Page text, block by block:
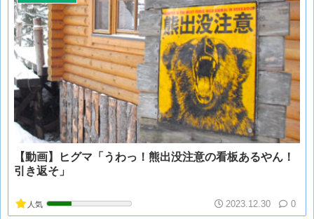
【動画】ヒグマ「うわっ！熊出没注意の看板あるやん！
引き返そ」
人気 2023.12.30 0